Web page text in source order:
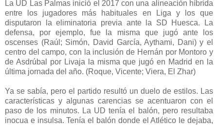
La UD Las Palmas inició el 2017 con una alineación híbrida
entre los jugadores más habituales en Liga y los que
disputaron la eliminatoria previa ante la SD Huesca. La
defensa, por ejemplo, fue la misma que jugó ante los
oscenses (Raúl; Simón, David García, Aythami, Dani) y el
centro del campo, con la inclusión de Hernán por Montoro y
de Asdrúbal por Livaja la misma que jugó en Madrid en la
última jornada del año. (Roque, Vicente; Viera, El Zhar)
Ya se sabía, pero el partido resultó un duelo de estilos. Las
características y algunas carencias se acentuaron con el
paso de los minutos. La UD tenía el balón, pero resultaba
inocua e insulsa. Tenía el balón donde el Atlético le dejaba,